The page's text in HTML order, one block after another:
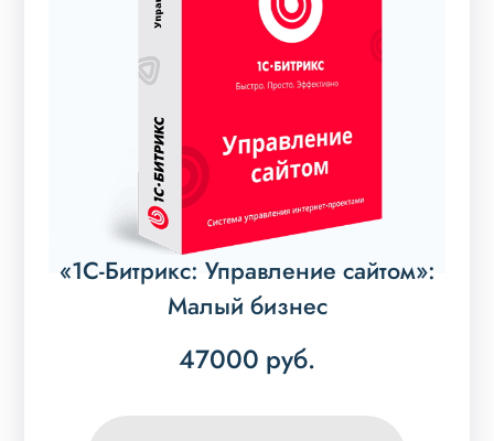
«1С-Битрикс: Управление сайтом»:
Малый бизнес
47000 руб.